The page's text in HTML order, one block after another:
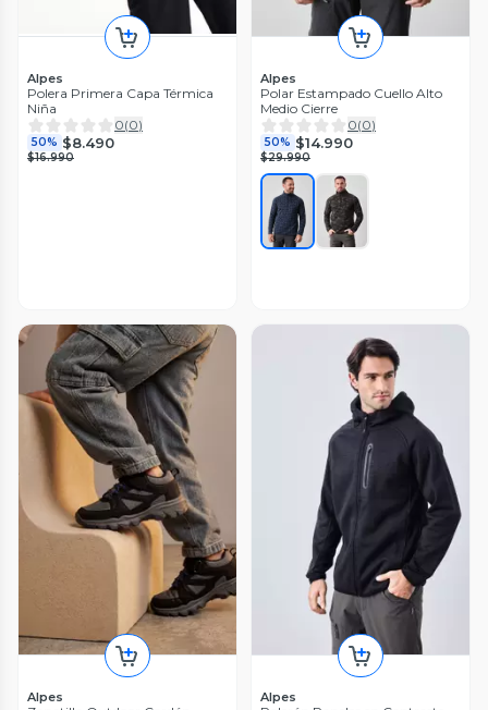
Alpes
Polera Primera Capa Térmica
Niña
0(0)
50% $8.490
$16.990
Alpes
Polar Estampado Cuello Alto
Medio Cierre
0(0)
50% $14.990
$29.990
Alpes Alpes